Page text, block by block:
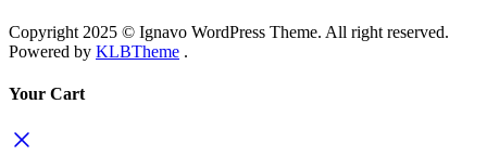
Copyright 2025 © Ignavo WordPress Theme. All right reserved.
Powered by KLBTheme .
Your Cart